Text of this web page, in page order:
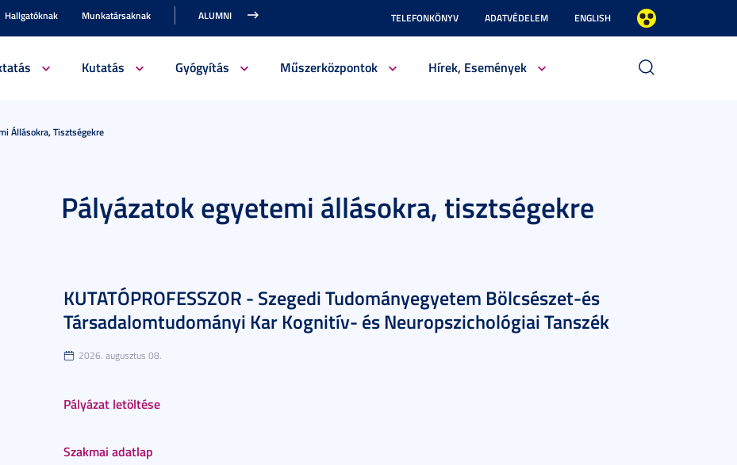
Hallgatóknak Munkatársaknak ALUMNI TELEFONKÖNYV ADATVÉDELEM ENGLISH
Kutatás Gyógyítás Műszerközpontok Hírek, Események
Állásokra, Tisztségekre
Pályázatok egyetemi állásokra, tisztségekre
KUTATÓPROFESSZOR - Szegedi Tudományegyetem Bölcsészet-és
Társadalomtudományi Kar Kognitív- és Neuropszichológiai Tanszék
2026. augusztus 08.
Pályázat letöltése
Szakmai adatlap